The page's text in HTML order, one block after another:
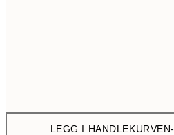
LEGG I HANDLEKURVEN-